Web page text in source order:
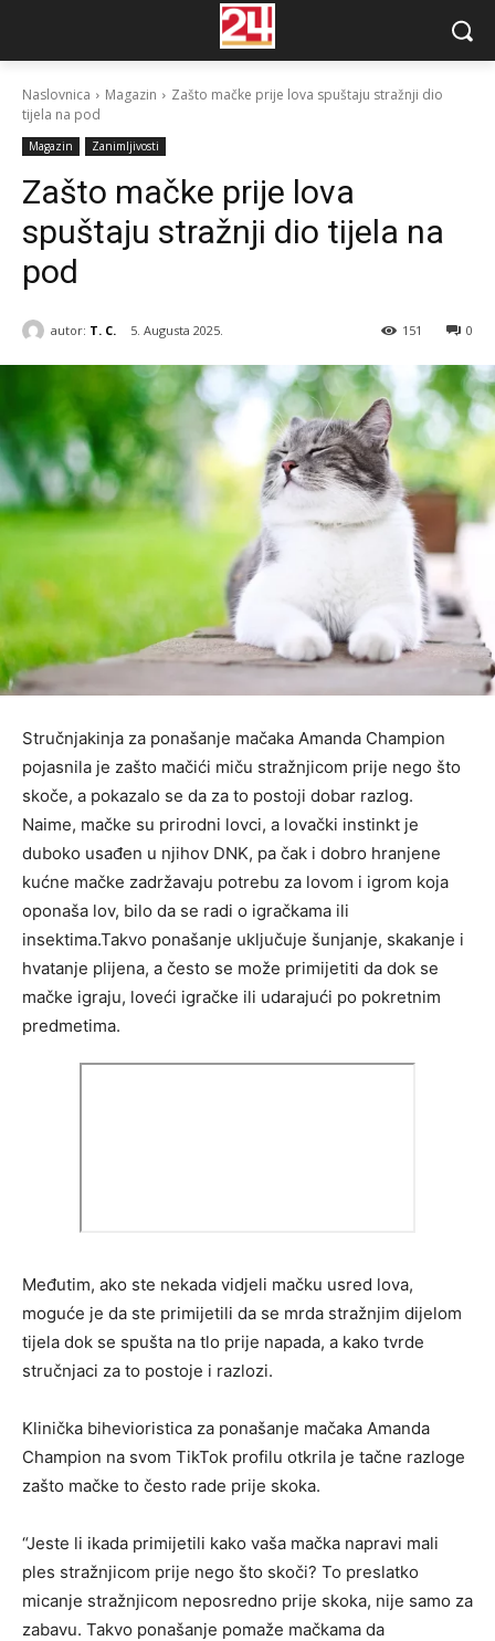
Naslovnica Magazin
Zašto mačke prije lova spuštaju stražnji dio
tijela na pod
Magazin Zanimljivosti
Zašto mačke prije lova
spuštaju stražnji dio tijela na
pod
autor: T. C. 5. Augusta 2025. 0
151
Stručnjakinja za ponašanje mačaka Amanda Champion
pojasnila je zašto mačići miču stražnjicom prije nego što
skoče, a pokazalo se da za to postoji dobar razlog.
Naime, mačke su prirodni lovci, a lovački instinkt je
duboko usađen u njihov DNK, pa čak i dobro hranjene
kućne mačke zadržavaju potrebu za lovom i igrom koja
oponaša lov, bilo da se radi o igračkama ili
insektima.Takvo ponašanje uključuje šunjanje, skakanje i
hvatanje plijena, a često se može primijetiti da dok se
mačke igraju, loveći igračke ili udarajući po pokretnim
predmetima.
Međutim, ako ste nekada vidjeli mačku usred lova,
moguće je da ste primijetili da se mrda stražnjim dijelom
tijela dok se spušta na tlo prije napada, a kako tvrde
stručnjaci za to postoje i razlozi.
Klinička bihevioristica za ponašanje mačaka Amanda
Champion na svom TikTok profilu otkrila je tačne razloge
zašto mačke to često rade prije skoka.
“Jeste li ikada primijetili kako vaša mačka napravi mali
ples stražnjicom prije nego što skoči? To preslatko
micanje stražnjicom neposredno prije skoka, nije samo za
zabavu. Takvo ponašanje pomaže mačkama da